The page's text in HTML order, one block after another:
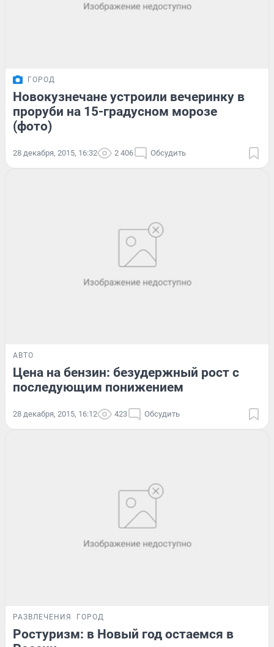
ГОРОД
Новокузнечане устроили вечеринку в
проруби на 15-градусном морозе
(фото)
28 декабря, 2015, 16:32 2 406 Обсудить
АВТО
Цена на бензин: безудержный рост с
последующим понижением
28 декабря, 2015, 16:12 423 Обсудить
РАЗВЛЕЧЕНИЯ ГОРОД
Ростуризм: в Новый год остаемся в